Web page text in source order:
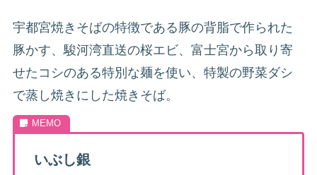
宇都宮焼きそばの特徴である豚の背脂で作られた
豚かす、駿河湾直送の桜エビ、富士宮から取り寄
せたコシのある特別な麺を使い、特製の野菜ダシ
で蒸し焼きにした焼きそば。
いぶし銀